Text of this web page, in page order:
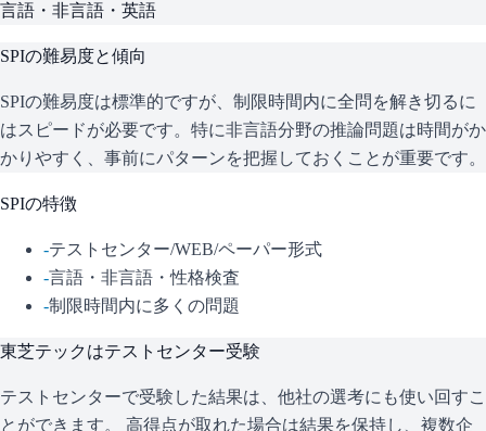
言語・非言語・英語
SPIの難易度と傾向
SPIの難易度は標準的ですが、制限時間内に全問を解き切るに
はスピードが必要です。特に非言語分野の推論問題は時間がか
かりやすく、事前にパターンを把握しておくことが重要です。
SPIの特徴
-テストセンター/WEB/ペーパー形式
-言語・非言語・性格検査
-制限時間内に多くの問題
東芝テックはテストセンター受験
テストセンターで受験した結果は、他社の選考にも使い回すこ
とができます。 高得点が取れた場合は結果を保持し、複数企